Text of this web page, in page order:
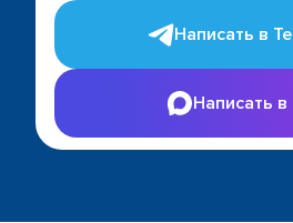
Написать в
Написать в